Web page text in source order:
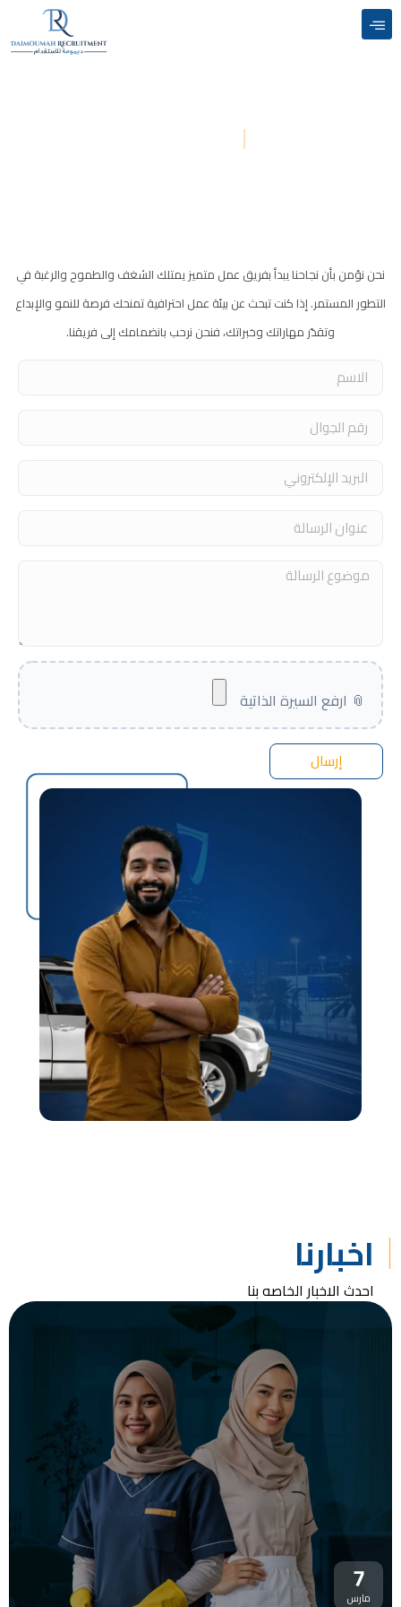
نحن نؤمن بأن نجاحنا يبدأ بفريق عمل متميز يمتلك الشغف والطموح والرغبة في
التطور المستمر. إذا كنت تبحث عن بيئة عمل احترافية تمنحك فرصة للنمو والإبداع
وتقدّر مهاراتك وخبراتك، فنحن نرحب بانضمامك إلى فريقنا.
إرسال
اخبارنا
احدث الاخبار الخاصه بنا
7
مارس